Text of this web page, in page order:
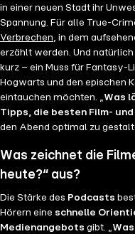
in einer neuen Stadt ihr
Spannung. Für alle True-
Verbrechen, in dem
erzählt werden. Und
kurz – ein Muss für Fantasy-
Hogwarts und den epischen
eintauchen möchten. „Was
Tipps, die besten Film-
den Abend optimal zu
Was zeichnet die
heute?“ aus?
Die Stärke des Podcasts
Hörern eine schnelle
Medienangebots gibt. „